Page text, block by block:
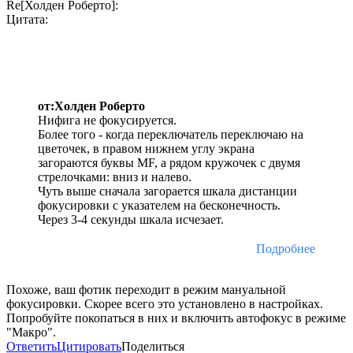
Re[Холден Роберто]:
Цитата:
от:Холден Роберто
Нифига не фокусируется.
Более того - когда переключатель переключаю на
цветочек, в правом нижнем углу экрана
загораются буквы MF, а рядом кружочек с двумя
стрелочками: вниз и налево.
Чуть выше сначала загорается шкала дистанции
фокусировки с указателем на бесконечность.
Через 3-4 секунды шкала исчезает.
Подробнее
Похоже, ваш фотик переходит в режим мануальной
фокусировки. Скорее всего это установлено в настройках.
Попробуйте покопаться в них и включить автофокус в режиме
"Макро".
ОтветитьЦитироватьПоделиться